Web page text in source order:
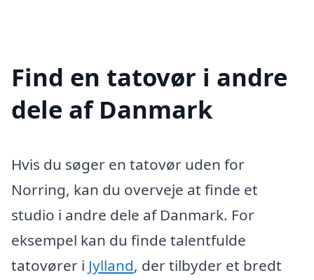
Find en tatovør i andre
dele af Danmark
Hvis du søger en tatovør uden for
Norring, kan du overveje at finde et
studio i andre dele af Danmark. For
eksempel kan du finde talentfulde
tatovører i Jylland, der tilbyder et bredt